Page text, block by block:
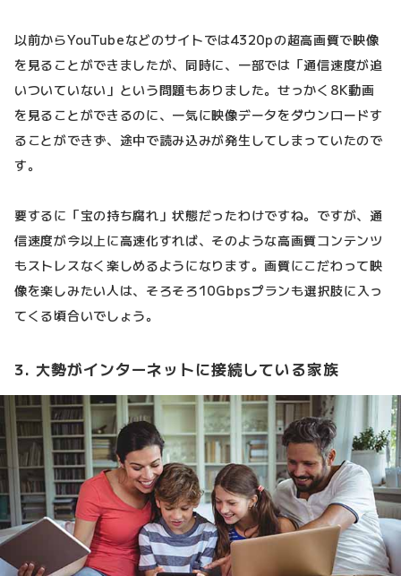
以前からYouTubeなどのサイトでは4320pの超高画質で映像
を見ることができましたが、同時に、一部では「通信速度が追
いついていない」という問題もありました。せっかく8K動画
を見ることができるのに、一気に映像データをダウンロードす
ることができず、途中で読み込みが発生してしまっていたので
す。
要するに「宝の持ち腐れ」状態だったわけですね。ですが、通
信速度が今以上に高速化すれば、そのような高画質コンテンツ
もストレスなく楽しめるようになります。画質にこだわって映
像を楽しみたい人は、そろそろ10Gbpsプランも選択肢に入っ
てくる頃合いでしょう。
3. 大勢がインターネットに接続している家族